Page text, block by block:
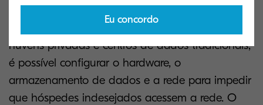
nuvens privadas e centros de dados tradicionais,
é possível configurar o hardware, o
armazenamento de dados e a rede para impedir
que hóspedes indesejados acessem a rede. O
Eu concordo